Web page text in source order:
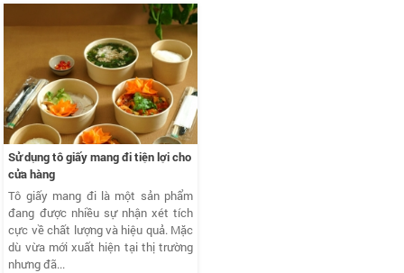
Sử dụng tô giấy mang đi tiện lợi cho
cửa hàng
Tô giấy mang đi là một sản phẩm
đang được nhiều sự nhận xét tích
cực về chất lượng và hiệu quả. Mặc
dù vừa mới xuất hiện tại thị trường
nhưng đã...